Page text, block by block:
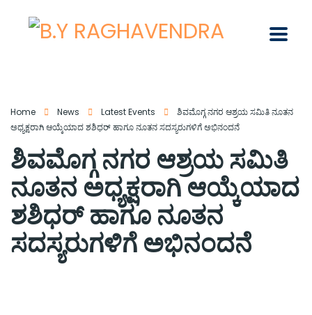
Home News Latest Events
ಶಿವಮೊಗ್ಗ ನಗರ ಆಶ್ರಯ ಸಮಿತಿ ನೂತನ
ಅಧ್ಯಕ್ಷರಾಗಿ ಆಯ್ಕೆಯಾದ ಶಶಿಧರ್ ಹಾಗೂ ನೂತನ ಸದಸ್ಯರುಗಳಿಗೆ ಅಭಿನಂದನೆ
ಶಿವಮೊಗ್ಗ ನಗರ ಆಶ್ರಯ ಸಮಿತಿ
ನೂತನ ಅಧ್ಯಕ್ಷರಾಗಿ ಆಯ್ಕೆಯಾದ
ಶಶಿಧರ್ ಹಾಗೂ ನೂತನ
ಸದಸ್ಯರುಗಳಿಗೆ ಅಭಿನಂದನೆ